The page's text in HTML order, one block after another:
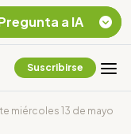
Suscribirse
miércoles 13 de mayo
a IA
Chevron Ecuador